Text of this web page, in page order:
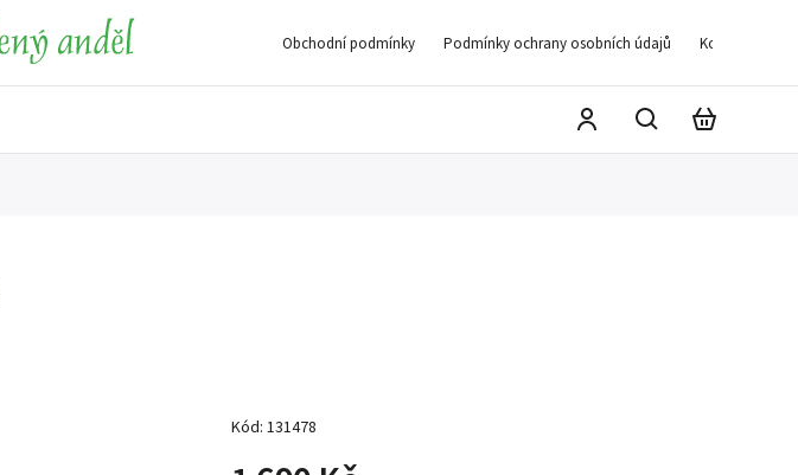
Obchodní podmínky Podmínky ochrany osobních údajů Kontakty
Kód: 131478